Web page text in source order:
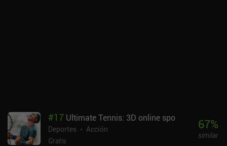
#17 Ultimate Tennis: 3D online spo
Deportes
Acción
Gratis
67%
similar